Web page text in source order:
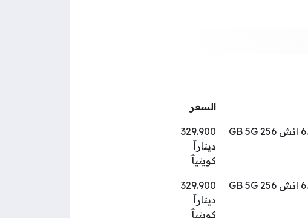
السعر
موبايل أبل ايفون 15 برو 6.1 انش 256 GB 5G
329.900
ديناراََ
كويتياََ
موبايل أبل ايفون 15 برو 6.1 انش 256 GB 5G
329.900
ديناراََ
كويتياََ